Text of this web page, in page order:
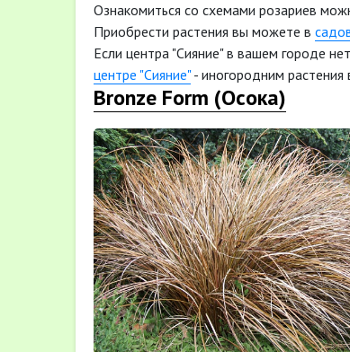
Ознакомиться со схемами розариев
Приобрести растения вы можете в
Если центра "Сияние" в вашем городе
центре "Сияние"- иногородним
Bronze Form (Осока)